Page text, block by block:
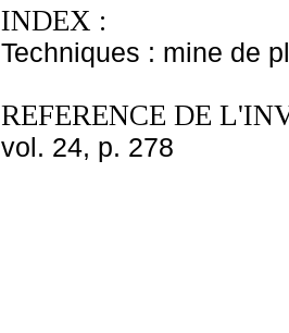
INDEX :
Techniques : mine de
REFERENCE DE
vol. 24, p. 278